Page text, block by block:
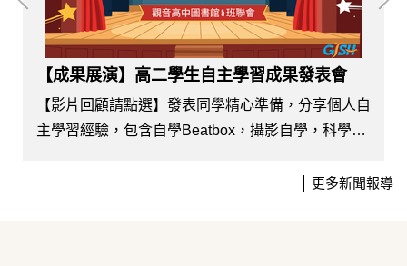
成果發表會
備，分享個人自
影自學，科學實
【狂賀】青年創作力閃耀全國！觀音高中多媒體動畫科雙
在今年全國專題製作競賽中
中多媒體動畫科學生以深刻的
「專題組佳作」與「創意組佳
更多新聞報導